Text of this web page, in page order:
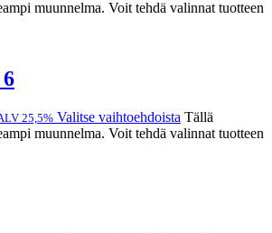
muunnelma. Voit tehdä valinnat tuotteen
25,5% Valitse vaihtoehdoista Tällä
muunnelma. Voit tehdä valinnat tuotteen